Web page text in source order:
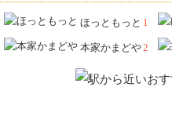
ほっともっと 1
本家かまどや2